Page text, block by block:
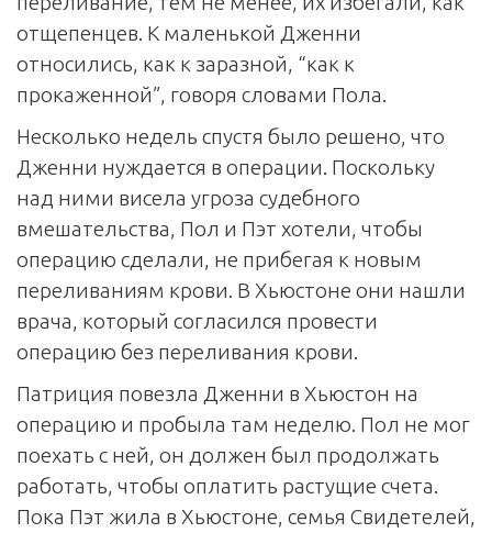
отщепенцев. К маленькой Дженни
относились, как к заразной, “как к
прокаженной”, говоря словами Пола.
Несколько недель спустя было решено, что
Дженни нуждается в операции. Поскольку
над ними висела угроза судебного
вмешательства, Пол и Пэт хотели, чтобы
операцию сделали, не прибегая к новым
переливаниям крови. В Хьюстоне они нашли
врача, который согласился провести
операцию без переливания крови.
Патриция повезла Дженни в Хьюстон на
операцию и пробыла там неделю. Пол не мог
поехать с ней, он должен был продолжать
работать, чтобы оплатить растущие счета.
Пока Пэт жила в Хьюстоне, семья Свидетелей,